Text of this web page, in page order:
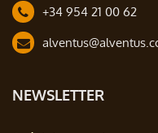
+34 954 21 00 62
NEWSLETTER